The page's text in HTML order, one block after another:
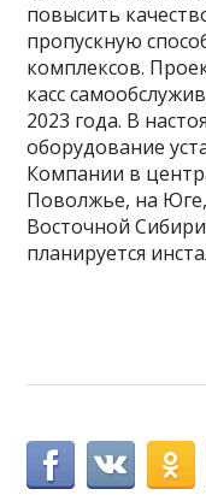
повысить
пропускную
комплексов.
касс
2023 года. В
оборудование
Компании в
Поволжье, на
Восточной
планируется